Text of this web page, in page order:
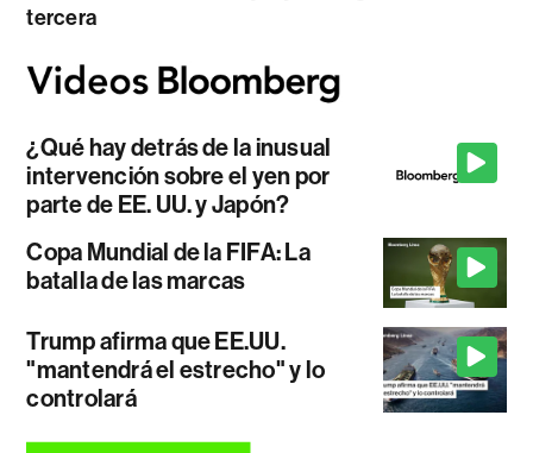
tercera
¿Qué hay detrás de la inusual
intervención sobre el yen por
parte de EE. UU. y Japón?
Copa Mundial de la FIFA: La
batalla de las marcas
Trump afirma que EE.UU.
"mantendrá el estrecho" y lo
controlará